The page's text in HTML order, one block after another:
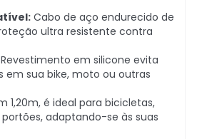
Cabo de aço endurecido de
ultra resistente contra
Revestimento em silicone evita
em sua bike, moto ou outras
1,20m, é ideal para bicicletas,
adaptando-se às suas